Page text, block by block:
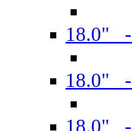
18.0"
18.0"
18.0"